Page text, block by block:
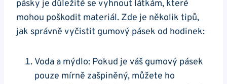
pásky je důležité se vyhnout látkám, které
mohou poškodit⁣ materiál. Zde je několik tipů,⁣
jak správně vyčistit gumový pásek od hodinek:
Voda a‍ mýdlo: Pokud je váš gumový pásek
pouze mírně​ zašpiněný, můžete ho